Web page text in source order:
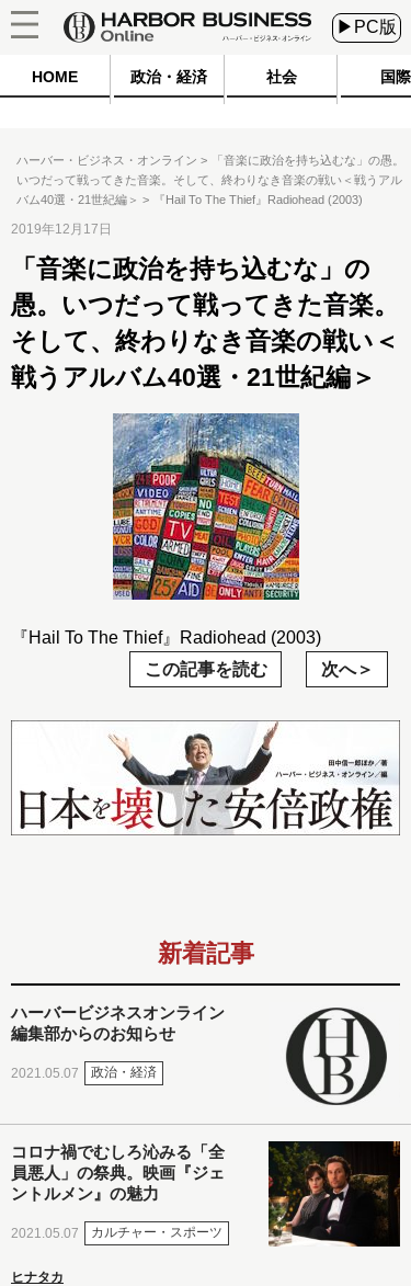
▶PC版
HOME 政治・経済 社会 国際
ハーバー・ビジネス・オンライン
「音楽に政治を持ち込むな」の愚。
いつだって戦ってきた音楽。そして、終わりなき音楽の戦い＜戦うアル
バム40選・21世紀編＞
『Hail To The Thief』Radiohead (2003)
2019年12月17日
「音楽に政治を持ち込むな」の
愚。いつだって戦ってきた音楽。
そして、終わりなき音楽の戦い＜
戦うアルバム40選・21世紀編＞
『Hail To The Thief』Radiohead (2003)
この記事を読む
次へ
新着記事
ハーバービジネスオンライン
編集部からのお知らせ
2021.05.07 政治・経済
コロナ禍でむしろ沁みる「全
員悪人」の祭典。映画『ジェ
ントルメン』の魅力
2021.05.07 カルチャー・スポーツ
ヒナタカ